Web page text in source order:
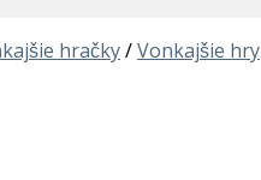
hračky/Vonkajšie hry